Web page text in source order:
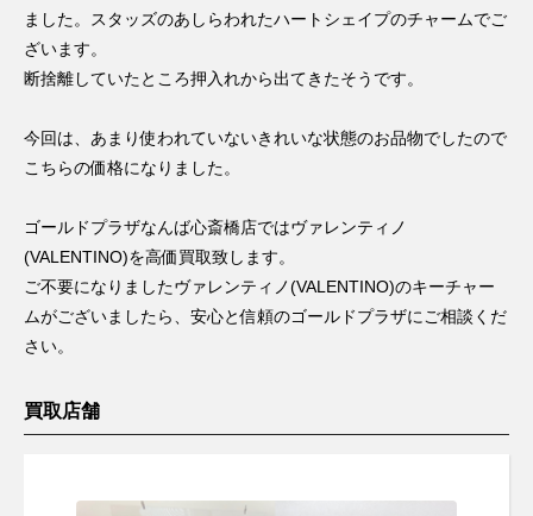
ました。スタッズのあしらわれたハートシェイプのチャームでご
ざいます。
断捨離していたところ押入れから出てきたそうです。
今回は、あまり使われていないきれいな状態のお品物でしたので
こちらの価格になりました。
ゴールドプラザなんば心斎橋店ではヴァレンティノ
(VALENTINO)を高価買取致します。
ご不要になりましたヴァレンティノ(VALENTINO)のキーチャー
ムがございましたら、安心と信頼のゴールドプラザにご相談くだ
さい。
買取店舗